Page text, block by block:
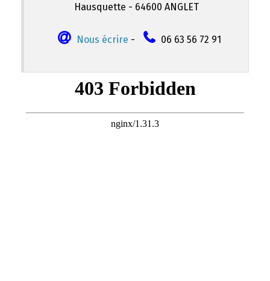
Hausquette - 64600 ANGLET
Nous écrire - 06 63 56 72 91